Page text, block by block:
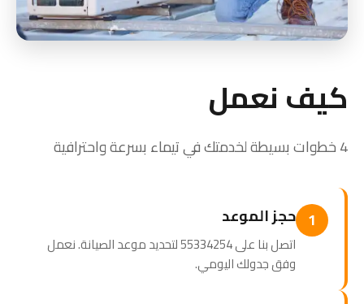
كيف نعمل
4 خطوات بسيطة لخدمتك في تيماء بسرعة واحترافية
1 حجز الموعد
اتصل بنا على 55334254 لتحديد موعد الصيانة. نعمل
وفق جدولك اليومي.